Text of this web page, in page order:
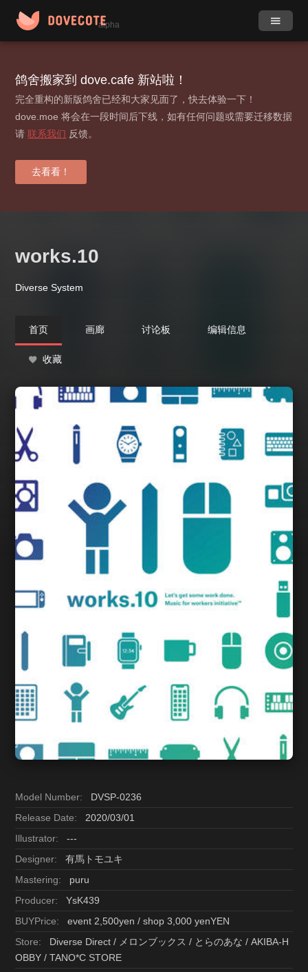
alpha
小组 目录
动态
登录 / 注册
鸽舍搬家到 dove.cafe 新站啦！
完全重构的新版鸽舍已经和大家见面了，快去体验一下！
dove.moe 将会在一段时间后下线，如有任何问题或需要迁移数据
请联系我们 反馈。
去看看！
works​.​10
Diverse System
首页 画廊 讨论板 编辑信息
收藏
Model Number:
DVSP-0236
Release Date:
2020/03/01
Illustrator:
---
Designer:
有馬トモユキ
Mastering:
puru
Producer:
YsK439
BUYPrice:
event 2,500yen / shop 3,000 yenYEN
Store:
Diverse Direct / メロンブックス / とらのあな / AKIBA-H
OBBY / TANO*C STORE